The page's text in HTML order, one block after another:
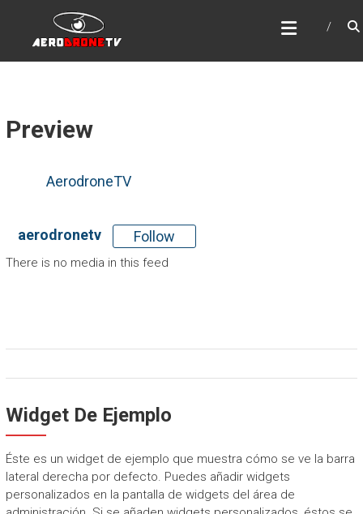
contenido
DRONES EN SEGOVIA
Drones Video y Fotografía Aérea
Preview
AerodroneTV
aerodronetv Follow
There is no media in this feed
Widget De Ejemplo
Éste es un widget de ejemplo que muestra cómo se ve la barra
lateral derecha por defecto. Puedes añadir widgets
personalizados en la pantalla de widgets del área de